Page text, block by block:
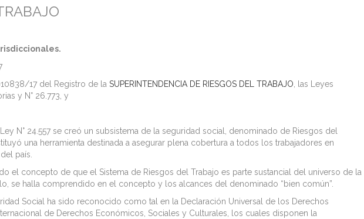
17 del Registro de la SUPERINTENDENCIA DE RIESGOS DEL TRABAJO , las Leyes
y N° 26.773, y
N° 24.557 se creó un subsistema de la seguridad social, denominado de Riesgos del
una herramienta destinada a asegurar plena cobertura a todos los trabajadores en
país.
el concepto de que el Sistema de Riesgos del Trabajo es parte sustancial del universo de la
se halla comprendido en el concepto y los alcances del denominado “bien común”.
Social ha sido reconocido como tal en la Declaración Universal de los Derechos
de Derechos Económicos, Sociales y Culturales, los cuales disponen la